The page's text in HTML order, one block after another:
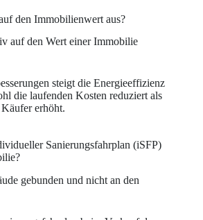
den Immobilienwert aus?
auf den Wert einer Immobilie
steigt die Energieeffizienz
die laufenden Kosten reduziert als
erhöht.
Sanierungsfahrplan (iSFP)
gebunden und nicht an den